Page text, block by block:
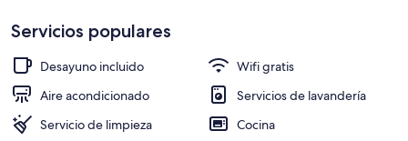
Fachada del alojamiento
Servicios populares
Desayuno incluido
Wifi gratis
Aire acondicionado
Servicios de lavandería
Servicio de limpieza
Cocina